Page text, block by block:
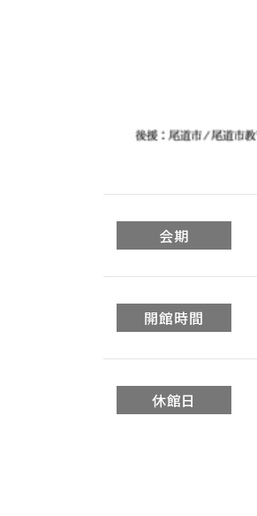
会期
開館時間
休館日